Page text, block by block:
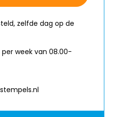
zelfde dag op de
week van 08.00-